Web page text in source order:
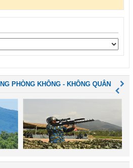
PHÒNG KHÔNG - KHÔNG QUÂN